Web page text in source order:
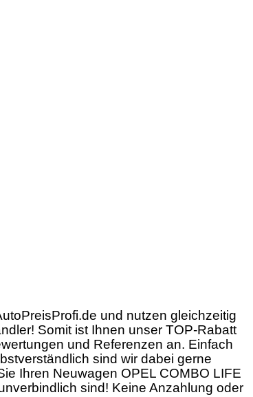
und nutzen gleichzeitig
Somit ist Ihnen unser TOP-Rabatt
und Referenzen an. Einfach
sind wir dabei gerne
Ihren Neuwagen OPEL COMBO LIFE
sind! Keine Anzahlung oder